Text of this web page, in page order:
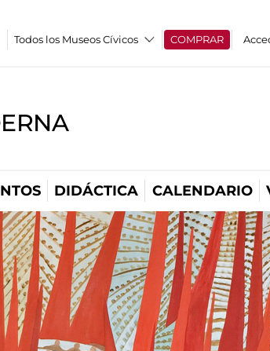
Todos los Museos Cívicos COMPRAR
DIDÁCTICA CALENDARIO